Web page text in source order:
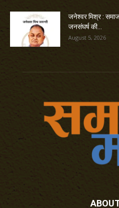
जनेश्वर मिश्र :
जनसंघर्ष की...
August 5, 2026